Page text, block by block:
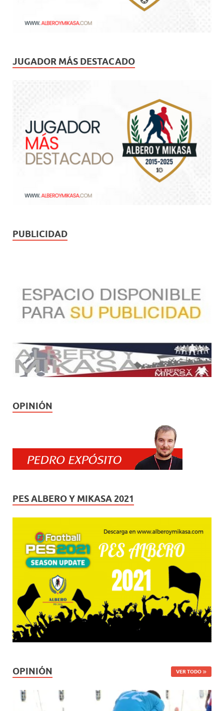
JUGADOR MÁS DESTACADO
PUBLICIDAD
OPINIÓN
PES ALBERO Y MIKASA 2021
OPINIÓN VER TODO